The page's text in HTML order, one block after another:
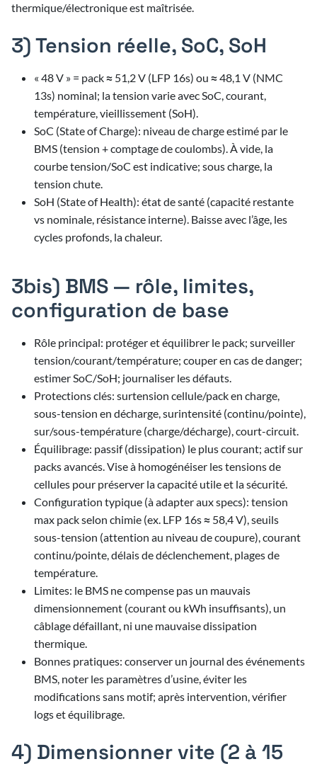
thermique/électronique est maîtrisée.
3) Tension réelle, SoC, SoH
« 48 V » = pack ≈ 51,2 V (LFP 16s) ou ≈ 48,1 V (NMC
13s) nominal; la tension varie avec SoC, courant,
température, vieillissement (SoH).
SoC (State of Charge): niveau de charge estimé par le
BMS (tension + comptage de coulombs). À vide, la
courbe tension/SoC est indicative; sous charge, la
tension chute.
SoH (State of Health): état de santé (capacité restante
vs nominale, résistance interne). Baisse avec l’âge, les
cycles profonds, la chaleur.
3bis) BMS — rôle, limites,
configuration de base
Rôle principal: protéger et équilibrer le pack; surveiller
tension/courant/température; couper en cas de danger;
estimer SoC/SoH; journaliser les défauts.
Protections clés: surtension cellule/pack en charge,
sous-tension en décharge, surintensité (continu/pointe),
sur/sous-température (charge/décharge), court-circuit.
Équilibrage: passif (dissipation) le plus courant; actif sur
packs avancés. Vise à homogénéiser les tensions de
cellules pour préserver la capacité utile et la sécurité.
Configuration typique (à adapter aux specs): tension
max pack selon chimie (ex. LFP 16s ≈ 58,4 V), seuils
sous-tension (attention au niveau de coupure), courant
continu/pointe, délais de déclenchement, plages de
température.
Limites: le BMS ne compense pas un mauvais
dimensionnement (courant ou kWh insuffisants), un
câblage défaillant, ni une mauvaise dissipation
thermique.
Bonnes pratiques: conserver un journal des événements
BMS, noter les paramètres d’usine, éviter les
modifications sans motif; après intervention, vérifier
logs et équilibrage.
4) Dimensionner vite (2 à 15